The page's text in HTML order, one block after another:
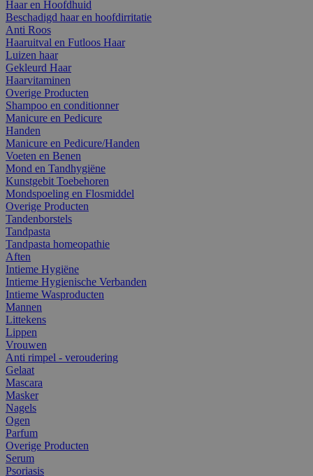
Haar en Hoofdhuid
Beschadigd haar en hoofdirritatie
Anti Roos
Haaruitval en Futloos Haar
Luizen haar
Gekleurd Haar
Haarvitaminen
Overige Producten
Shampoo en conditionner
Manicure en Pedicure
Handen
Manicure en Pedicure/Handen
Voeten en Benen
Mond en Tandhygiëne
Kunstgebit Toebehoren
Mondspoeling en Flosmiddel
Overige Producten
Tandenborstels
Tandpasta
Tandpasta homeopathie
Aften
Intieme Hygiëne
Intieme Hygienische Verbanden
Intieme Wasproducten
Mannen
Littekens
Lippen
Vrouwen
Anti rimpel - veroudering
Gelaat
Mascara
Masker
Nagels
Ogen
Parfum
Overige Producten
Serum
Psoriasis